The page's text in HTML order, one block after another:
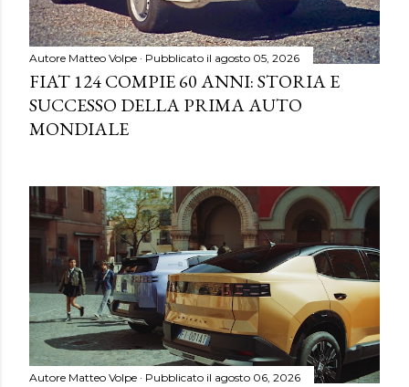
Autore Matteo Volpe Pubblicato il agosto 05, 2026
FIAT 124 COMPIE 60 ANNI: STORIA E
SUCCESSO DELLA PRIMA AUTO
MONDIALE
Autore Matteo Volpe Pubblicato il agosto 06, 2026